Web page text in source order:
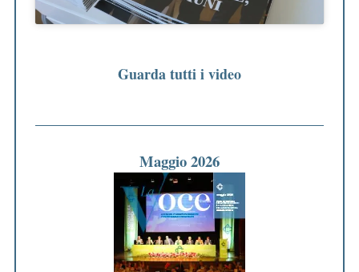
Guarda tutti i video
Maggio 2026